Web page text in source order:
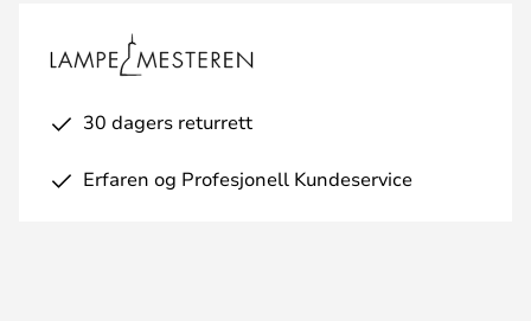
30 dagers returrett
Erfaren og Profesjonell Kundeservice